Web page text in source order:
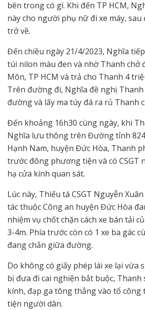
bên trong có gì. Khi đến TP HCM,
này cho người phụ nữ đi xe máy,
trở về.
Đến chiều ngày 21/4/2023, Nghĩa
túi nilon màu đen và nhờ Thanh chở
Môn, TP HCM và trả cho Thanh 4
Trên đường đi, Nghĩa đề nghị Thanh
đường và lấy ma túy đá ra rủ Thanh
Đến khoảng 16h30 cùng ngày, khi
Nghĩa lưu thông trên Đường tỉnh
Hạnh Nam, huyện Đức Hòa, Thanh
trước đông phương tiện và có CSGT
hạ cửa kính quan sát.
Lúc này, Thiếu tá CSGT Nguyễn
tác thuộc Công an huyện Đức Hòa
nhiệm vụ chốt chặn cách xe bán tải
3-4m. Phía trước còn có 1 xe ba gác
đang chắn giữa đường.
Do không có giấy phép lái xe lại vừa
bị đưa đi cai nghiện bắt buộc, Thanh
kính, đạp ga tông thẳng vào tổ công
tiện người dân.